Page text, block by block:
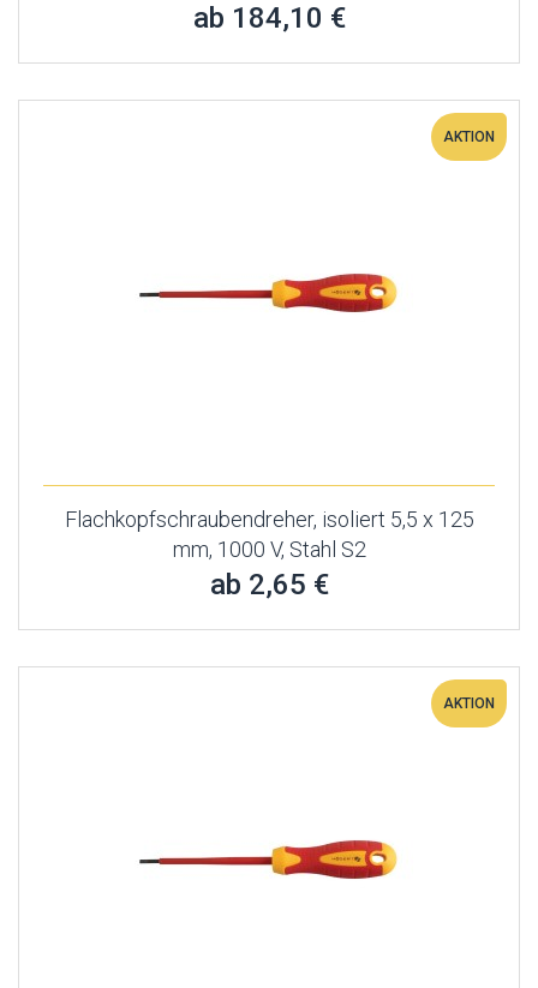
ab 184,10 €
AKTION
Flachkopfschraubendreher, isoliert 5,5 x 125
mm, 1000 V, Stahl S2
ab 2,65 €
AKTION